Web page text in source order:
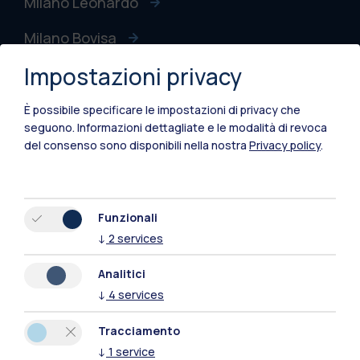
Milano Bovisa
Cremona
Lecco
Mantova
Xi'an
Naviga il sito
Contattaci
Impostazioni privacy
È possibile specificare le impostazioni di privacy che
seguono. Informazioni dettagliate e le modalità di revoca
del consenso sono disponibili nella nostra Privacy policy.
Funzionali
↓ 2 services
Analitici
↓ 4 services
Tracciamento
↓ 1 service